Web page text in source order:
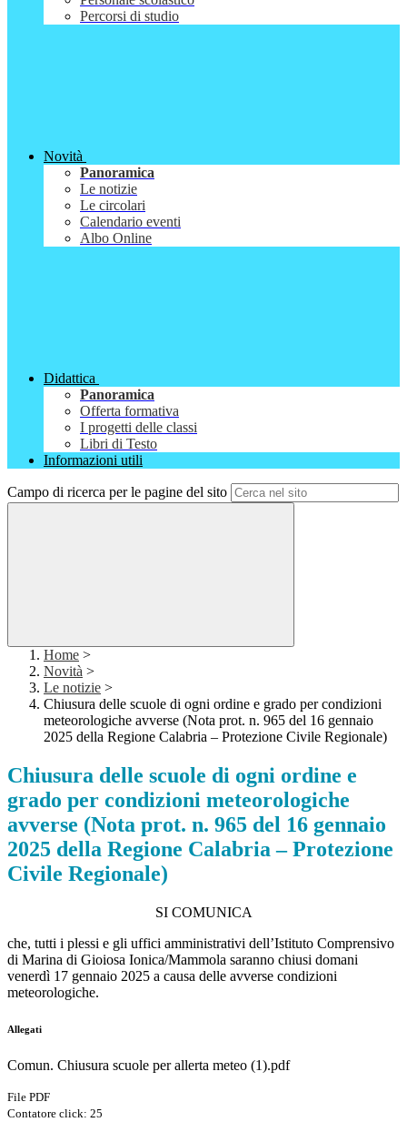
Percorsi di studio
Novità
Panoramica
Le notizie
Le circolari
Calendario eventi
Albo Online
Didattica
Panoramica
Offerta formativa
I progetti delle classi
Libri di Testo
Informazioni utili
Campo di ricerca per le pagine del sito
Home >
Novità >
Le notizie >
Chiusura delle scuole di ogni ordine e grado per condizioni
meteorologiche avverse (Nota prot. n. 965 del 16 gennaio
2025 della Regione Calabria – Protezione Civile Regionale)
Chiusura delle scuole di ogni ordine e
grado per condizioni meteorologiche
avverse (Nota prot. n. 965 del 16 gennaio
2025 della Regione Calabria – Protezione
Civile Regionale)
SI COMUNICA
che, tutti i plessi e gli uffici amministrativi dell’Istituto Comprensivo
di Marina di Gioiosa Ionica/Mammola saranno chiusi domani
venerdì 17 gennaio 2025 a causa delle avverse condizioni
meteorologiche.
Allegati
Comun. Chiusura scuole per allerta meteo (1).pdf
File PDF
Contatore click: 25